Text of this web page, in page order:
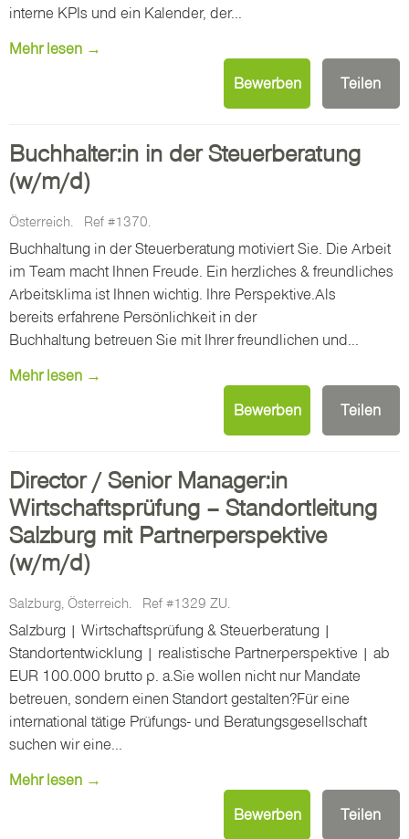
interne KPIs und ein Kalender, der...
Mehr lesen →
Bewerben Teilen
Buchhalter:in in der Steuerberatung
(w/m/d)
Österreich. Ref #1370.
Buchhaltung in der Steuerberatung motiviert Sie. Die Arbeit
im Team macht Ihnen Freude. Ein herzliches & freundliches
Arbeitsklima ist Ihnen wichtig. Ihre Perspektive.Als
bereits erfahrene Persönlichkeit in der
Buchhaltung betreuen Sie mit Ihrer freundlichen und...
Mehr lesen →
Bewerben Teilen
Director / Senior Manager:in
Wirtschaftsprüfung – Standortleitung
Salzburg mit Partnerperspektive
(w/m/d)
Salzburg, Österreich. Ref #1329 ZU.
Salzburg | Wirtschaftsprüfung & Steuerberatung |
Standortentwicklung | realistische Partnerperspektive | ab
EUR 100.000 brutto p. a.Sie wollen nicht nur Mandate
betreuen, sondern einen Standort gestalten?Für eine
international tätige Prüfungs- und Beratungsgesellschaft
suchen wir eine...
Mehr lesen →
Bewerben Teilen